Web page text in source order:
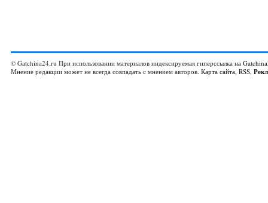
© Gatchina24.ru При использовании материалов индексируемая гиперссылка на
Мнение редакции может не всегда совпадать с мнением авторов. Карта сайта, RSS,